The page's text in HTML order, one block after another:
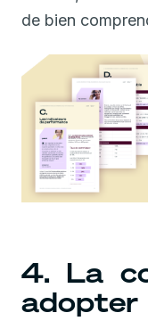
de bien
4. La
adopter